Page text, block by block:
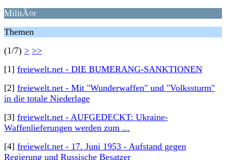
MilitÃ¤r
Themen
(1/7) > >>
[1] freiewelt.net - DIE BUMERANG-SANKTIONEN
[2] freiewelt.net - Mit "Wunderwaffen" und "Volkssturm"
in die totale Niederlage
[3] freiewelt.net - AUFGEDECKT: Ukraine-
Waffenlieferungen werden zum ...
[4] freiewelt.net - 17. Juni 1953 - Aufstand gegen
Regierung und Russische Besatzer